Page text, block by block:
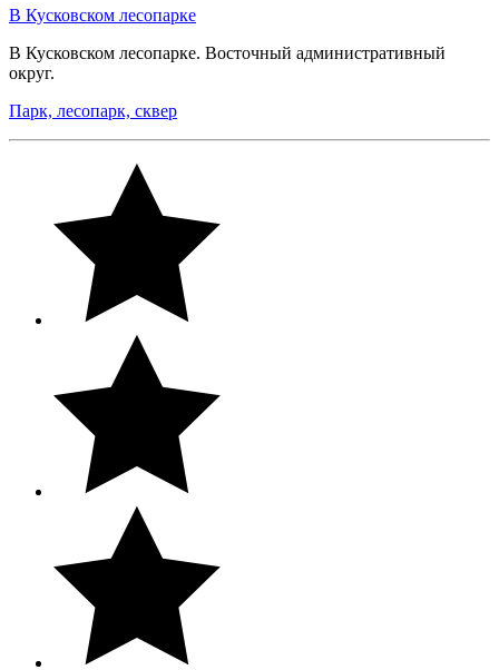
В Кусковском лесопарке
В Кусковском лесопарке. Восточный административный
округ.
Парк, лесопарк, сквер